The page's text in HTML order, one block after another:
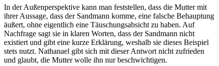
In der Außenperspektive kann man feststellen, dass die Mutter mit
ihrer Aussage, dass der Sandmann komme, eine falsche Behauptung
äußert, ohne eigentlich eine Täuschungsabsicht zu haben. Auf
Nachfrage sagt sie in klaren Worten, dass der Sandmann nicht
existiert und gibt eine kurze Erklärung, weshalb sie dieses Beispiel
stets nutzt. Nathanael gibt sich mit dieser Antwort nicht zufrieden
und glaubt, die Mutter wolle ihn nur beschwichtigen.